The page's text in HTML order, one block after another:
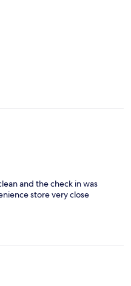
and the check in was
store very close